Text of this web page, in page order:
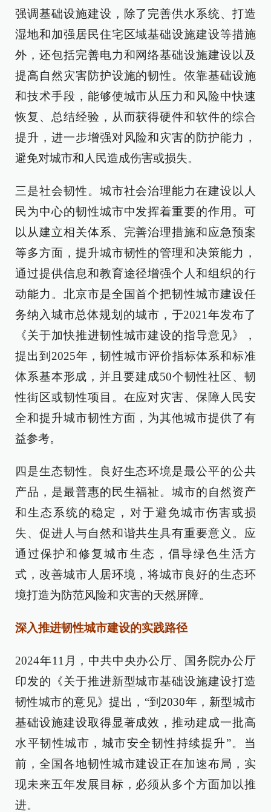
强调基础设施建设，除了完善供水系统、打造
湿地和加强居民住宅区域基础设施建设等措施
外，还包括完善电力和网络基础设施建设以及
提高自然灾害防护设施的韧性。依靠基础设施
和技术手段，能够使城市从压力和风险中快速
恢复、总结经验，从而获得硬件和软件的综合
提升，进一步增强对风险和灾害的防护能力，
避免对城市和人民造成伤害或损失。
三是社会韧性。城市社会治理能力在建设以人
民为中心的韧性城市中发挥着重要的作用。可
以从建立相关体系、完善治理措施和应急预案
等多方面，提升城市韧性的管理和决策能力，
通过提供信息和教育途径增强个人和组织的行
动能力。北京市是全国首个把韧性城市建设任
务纳入城市总体规划的城市，于2021年发布了
《关于加快推进韧性城市建设的指导意见》，
提出到2025年，韧性城市评价指标体系和标准
体系基本形成，并且要建成50个韧性社区、韧
性街区或韧性项目。在应对灾害、保障人民安
全和提升城市韧性方面，为其他城市提供了有
益参考。
四是生态韧性。良好生态环境是最公平的公共
产品，是最普惠的民生福祉。城市的自然资产
和生态系统的稳定，对于避免城市伤害或损
失、促进人与自然和谐共生具有重要意义。应
通过保护和修复城市生态，倡导绿色生活方
式，改善城市人居环境，将城市良好的生态环
境打造为防范风险和灾害的天然屏障。
深入推进韧性城市建设的实践路径
2024年11月，中共中央办公厅、国务院办公厅
印发的《关于推进新型城市基础设施建设打造
韧性城市的意见》提出，“到2030年，新型城市
基础设施建设取得显著成效，推动建成一批高
水平韧性城市，城市安全韧性持续提升”。当
前，全国各地韧性城市建设正在加速布局，实
现未来五年发展目标，必须从多个方面加以推
进。